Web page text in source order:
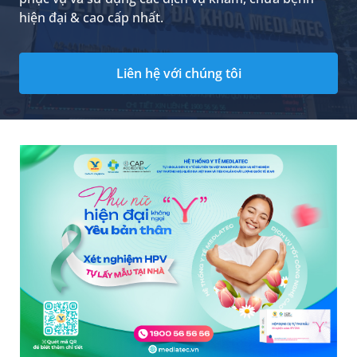
hiện đại & cao cấp nhất.
Liên hệ với chúng tôi